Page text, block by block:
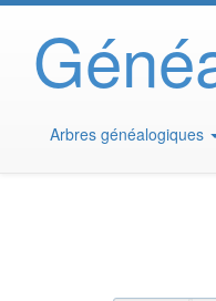
Arbres généalogiques